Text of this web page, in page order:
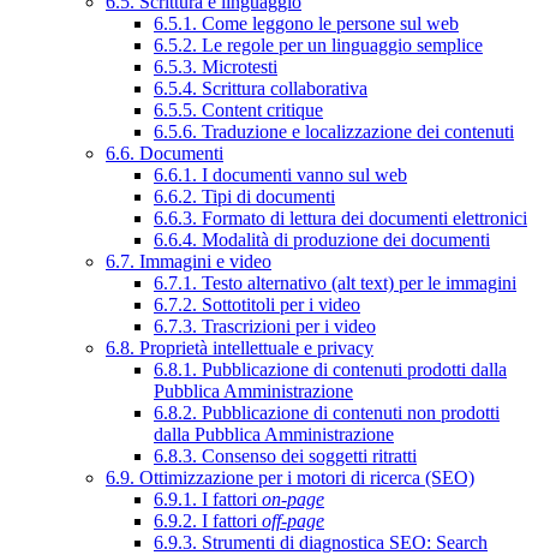
6.5.1. Come leggono le persone sul web
6.5.2. Le regole per un linguaggio semplice
6.5.3. Microtesti
6.5.4. Scrittura collaborativa
6.5.5. Content critique
6.5.6. Traduzione e localizzazione dei contenuti
6.6. Documenti
6.6.1. I documenti vanno sul web
6.6.2. Tipi di documenti
6.6.3. Formato di lettura dei documenti elettronici
6.6.4. Modalità di produzione dei documenti
6.7. Immagini e video
6.7.1. Testo alternativo (alt text) per le immagini
6.7.2. Sottotitoli per i video
6.7.3. Trascrizioni per i video
6.8. Proprietà intellettuale e privacy
6.8.1. Pubblicazione di contenuti prodotti dalla
Pubblica Amministrazione
6.8.2. Pubblicazione di contenuti non prodotti
dalla Pubblica Amministrazione
6.8.3. Consenso dei soggetti ritratti
6.9. Ottimizzazione per i motori di ricerca (SEO)
6.9.1. I fattori on-page
6.9.2. I fattori off-page
6.9.3. Strumenti di diagnostica SEO: Search